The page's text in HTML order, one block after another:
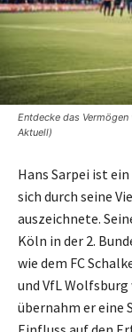
Entdecke das
Aktuell)
Hans Sarpei ist
sich durch seine
auszeichnete.
Köln in der 2.
wie dem FC
und VfL
übernahm er eine